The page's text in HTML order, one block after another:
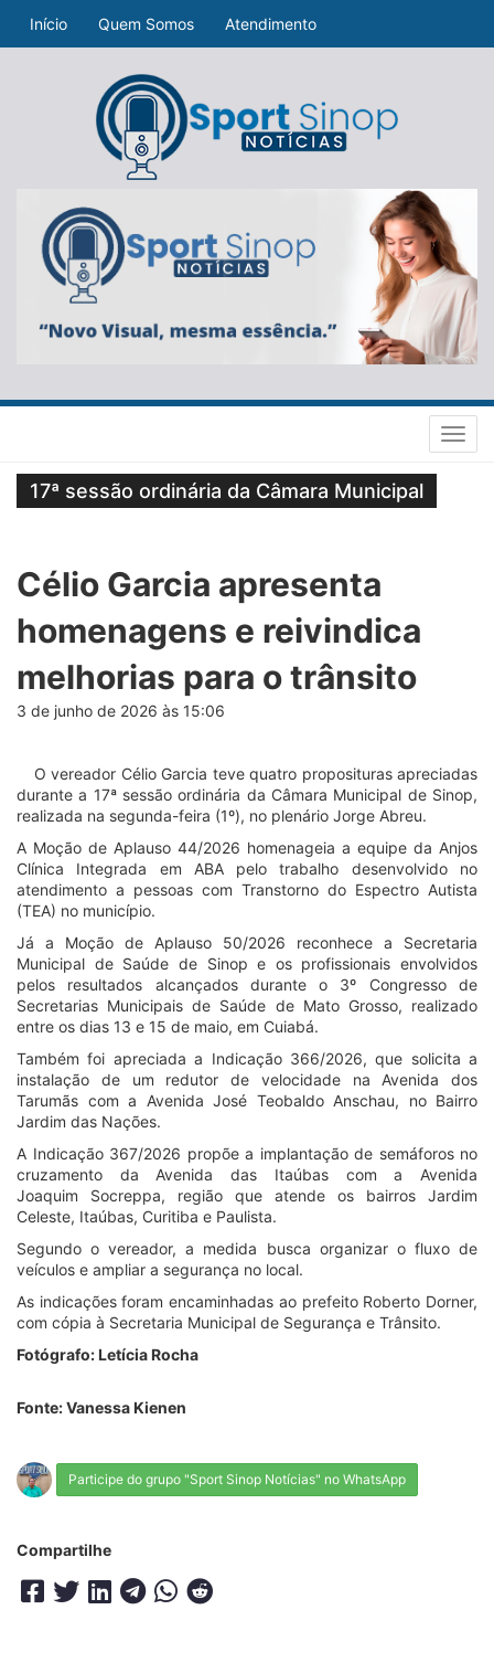
Início Quem Somos Atendimento
17ª sessão ordinária da Câmara Municipal
Célio Garcia apresenta
homenagens e reivindica
melhorias para o trânsito
3 de junho de 2026 às 15:06
O vereador Célio Garcia teve quatro proposituras apreciadas
durante a 17ª sessão ordinária da Câmara Municipal de Sinop,
realizada na segunda-feira (1º), no plenário Jorge Abreu.
A Moção de Aplauso 44/2026 homenageia a equipe da Anjos
Clínica Integrada em ABA pelo trabalho desenvolvido no
atendimento a pessoas com Transtorno do Espectro Autista
(TEA) no município.
Já a Moção de Aplauso 50/2026 reconhece a Secretaria
Municipal de Saúde de Sinop e os profissionais envolvidos
pelos resultados alcançados durante o 3º Congresso de
Secretarias Municipais de Saúde de Mato Grosso, realizado
entre os dias 13 e 15 de maio, em Cuiabá.
Também foi apreciada a Indicação 366/2026, que solicita a
instalação de um redutor de velocidade na Avenida dos
Tarumãs com a Avenida José Teobaldo Anschau, no Bairro
Jardim das Nações.
A Indicação 367/2026 propõe a implantação de semáforos no
cruzamento da Avenida das Itaúbas com a Avenida
Joaquim Socreppa, região que atende os bairros Jardim
Celeste, Itaúbas, Curitiba e Paulista.
Segundo o vereador, a medida busca organizar o fluxo de
veículos e ampliar a segurança no local.
As indicações foram encaminhadas ao prefeito Roberto Dorner,
com cópia à Secretaria Municipal de Segurança e Trânsito.
Fotógrafo: Letícia Rocha
Fonte: Vanessa Kienen
Participe do grupo "Sport Sinop Notícias" no WhatsApp
Compartilhe